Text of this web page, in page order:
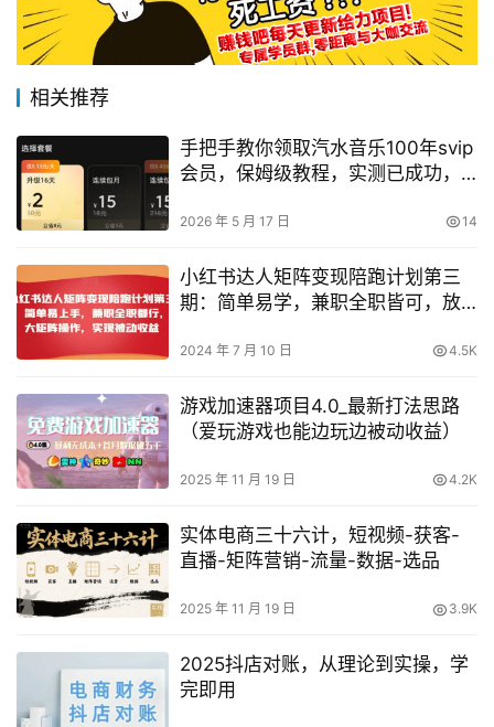
相关推荐
手把手教你领取汽水音乐100年svip
会员，保姆级教程，实测已成功，
2026 年 5 月 17 日 14
小红书达人矩阵变现陪跑计划第三
期：简单易学，兼职全职皆可，放
2024 年 7 月 10 日 4.5K
游戏加速器项目4.0_最新打法思路
（爱玩游戏也能边玩边被动收益）
2025 年 11 月 19 日 4.2K
实体电商三十六计，短视频-获客-
直播-矩阵营销-流量-数据-选品
2025 年 11 月 19 日 3.9K
2025抖店对账，从理论到实操，学
完即用